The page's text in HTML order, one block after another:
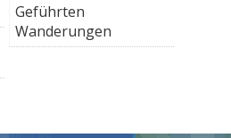
Geführten
Wanderungen